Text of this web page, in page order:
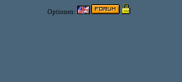
Optionen: